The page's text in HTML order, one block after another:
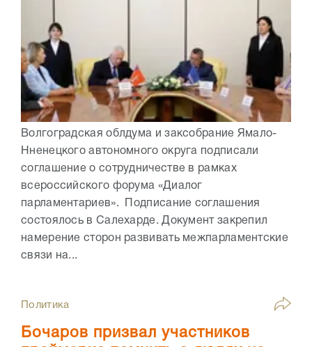
Волгоградская облдума и заксобрание Ямало-
Нненецкого автономного округа подписали
соглашение о сотрудничестве в рамках
всероссийского форума «Диалог
парламентариев». Подписание соглашения
состоялось в Салехарде. Документ закрепил
намерение сторон развивать межпарламентские
связи на...
Политика
Бочаров призвал участников